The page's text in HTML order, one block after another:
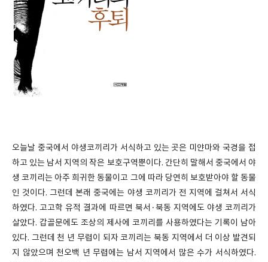
오늘날 중국에서 야생코끼리가 서식하고 있는 곳은 미얀마와 국경을 접
하고 있는 남서 지역의 작은 보호구역뿐이다. 간단히 말해서 중국에서 야
생 코끼리는 아주 희귀한 동물이고 그에 따라 당연히 보호받아야 할 동물
인 것이다. 그런데 본래 중국에는 야생 코끼리가 전 지역에 걸쳐서 서식
하였다. 고고학 유적 결과에 따르면 북서·북동 지역에도 야생 코끼리가
살았다. 갑골문에도 조상의 제사에 코끼리를 사용하였다는 기록이 남아
있다. 그런데 천 년 무렵이 되자 코끼리는 북동 지역에서 더 이상 발견되
지 않았으며 천오백 년 무렵에는 남서 지역에서 많은 수가 서식하였다.